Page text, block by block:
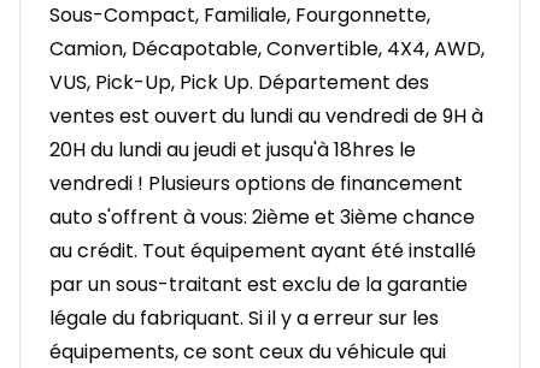
Sous-Compact, Familiale, Fourgonnette,
Camion, Décapotable, Convertible, 4X4, AWD,
VUS, Pick-Up, Pick Up. Département des
ventes est ouvert du lundi au vendredi de 9H à
20H du lundi au jeudi et jusqu'à 18hres le
vendredi ! Plusieurs options de financement
auto s'offrent à vous: 2ième et 3ième chance
au crédit. Tout équipement ayant été installé
par un sous-traitant est exclu de la garantie
légale du fabriquant. Si il y a erreur sur les
équipements, ce sont ceux du véhicule qui